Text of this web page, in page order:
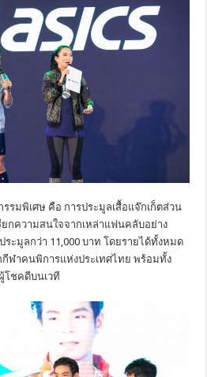
รมพิเศษ คือ การประมูลเสื้อแจ๊กเก็ตส่วน
กความสนใจจากเหล่าแฟนคลับอย่าง
ระมูลกว่า 11,000 บาท โดยรายได้ทั้งหมด
ฬาคนพิการแห่งประเทศไทย พร้อมทั้ง
ชคดีบนเวที